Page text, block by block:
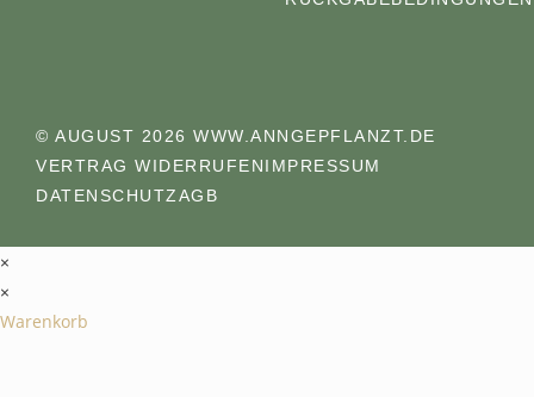
© AUGUST 2026 WWW.ANNGEPFLANZT.DE
VERTRAG WIDERRUFENIMPRESSUM
DATENSCHUTZAGB
×
×
Warenkorb